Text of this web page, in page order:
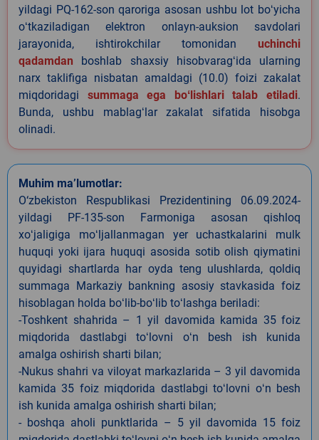
yildagi PQ-162-son qaroriga asosan ushbu lot boʻyicha
oʻtkaziladigan elektron onlayn-auksion savdolari
jarayonida, ishtirokchilar tomonidan uchinchi
qadamdan boshlab shaxsiy hisobvaragʻida ularning
narx taklifiga nisbatan amaldagi (10.0) foizi zakalat
miqdoridagi summaga ega boʻlishlari talab etiladi.
Bunda, ushbu mablagʻlar zakalat sifatida hisobga
olinadi.
Muhim ma’lumotlar:
O‘zbekiston Respublikasi Prezidentining 06.09.2024-
yildagi PF-135-son Farmoniga asosan qishloq
xoʻjaligiga moʻljallanmagan yer uchastkalarini mulk
huquqi yoki ijara huquqi asosida sotib olish qiymatini
quyidagi shartlarda har oyda teng ulushlarda, qoldiq
summaga Markaziy bankning asosiy stavkasida foiz
hisoblagan holda boʻlib-boʻlib toʻlashga beriladi:
-Toshkent shahrida – 1 yil davomida kamida 35 foiz
miqdorida dastlabgi toʻlovni oʻn besh ish kunida
amalga oshirish sharti bilan;
-Nukus shahri va viloyat markazlarida – 3 yil davomida
kamida 35 foiz miqdorida dastlabgi toʻlovni oʻn besh
ish kunida amalga oshirish sharti bilan;
- boshqa aholi punktlarida – 5 yil davomida 15 foiz